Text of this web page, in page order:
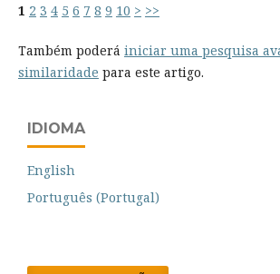
1 2 3 4 5 6 7 8 9 10 > >>
Também poderá iniciar uma pesquisa
similaridade para este artigo.
IDIOMA
English
Português (Portugal)